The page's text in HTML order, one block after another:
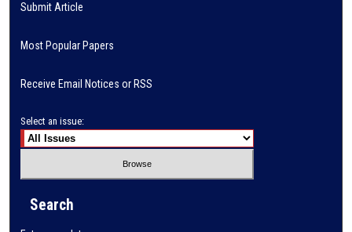
Submit Article
Most Popular Papers
Receive Email Notices or RSS
Select an issue:
Search